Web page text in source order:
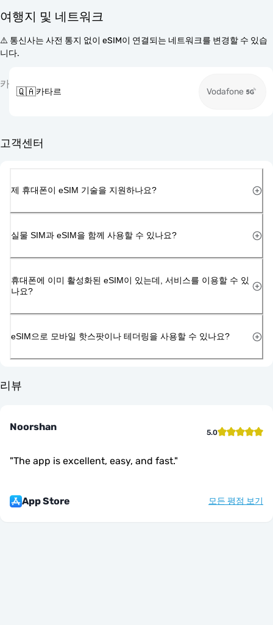
여행지 및 네트워크
⚠️ 통신사는 사전 통지 없이 eSIM이 연결되는 네트워크를 변경할 수 있습
니다.
카
🇶🇦카타르 Vodafone
고객센터
제 휴대폰이 eSIM 기술을 지원하나요?
실물 SIM과 eSIM을 함께 사용할 수 있나요?
휴대폰에 이미 활성화된 eSIM이 있는데, 서비스를 이용할 수 있
나요?
eSIM으로 모바일 핫스팟이나 테더링을 사용할 수 있나요?
리뷰
Noorshan 5.0
"The app is excellent, easy, and fast."
App Store 모든 평점 보기